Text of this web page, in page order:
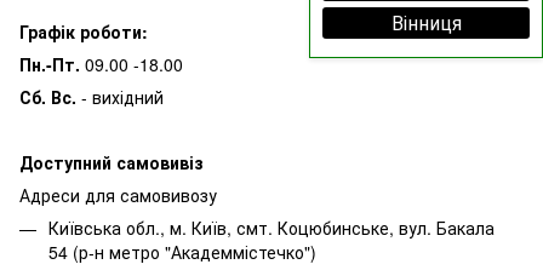
Вінниця
Графік роботи:
Пн.-Пт. 09.00 -18.00
Сб. Вс. - вихідний
Доступний самовивіз
Адреси для самовивозу
Київська обл., м. Київ, смт. Коцюбинське, вул. Бакала
54 (р-н метро "Академмістечко")